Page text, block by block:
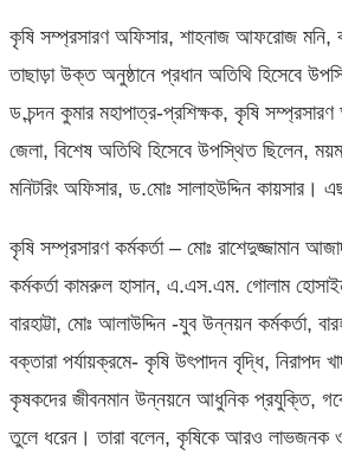
কৃষি সম্প্রসারণ অফিসার, শাহনাজ আফরোজ মনি,
তাছাড়া উক্ত অনুষ্ঠানে প্রধান অতিথি হিসেবে
ড.চন্দন কুমার মহাপাত্র-প্রশিক্ষক, কৃষি
জেলা, বিশেষ অতিথি হিসেবে উপস্থিত ছিলেন,
মনিটরিং অফিসার, ড.মোঃ সালাহউদ্দিন কায়সার।
কৃষি সম্প্রসারণ কর্মকর্তা – মোঃ রাশেদুজ্জামান
কর্মকর্তা কামরুল হাসান, এ.এস.এম. গোলাম
বারহাট্টা, মোঃ আলাউদ্দিন -যুব উন্নয়ন কর্মকর্তা,
বক্তারা পর্যায়ক্রমে- কৃষি উৎপাদন বৃদ্ধি, নিরাপদ
কৃষকদের জীবনমান উন্নয়নে আধুনিক প্রযুক্তি,
তুলে ধরেন। তারা বলেন, কৃষিকে আরও লাভজনক